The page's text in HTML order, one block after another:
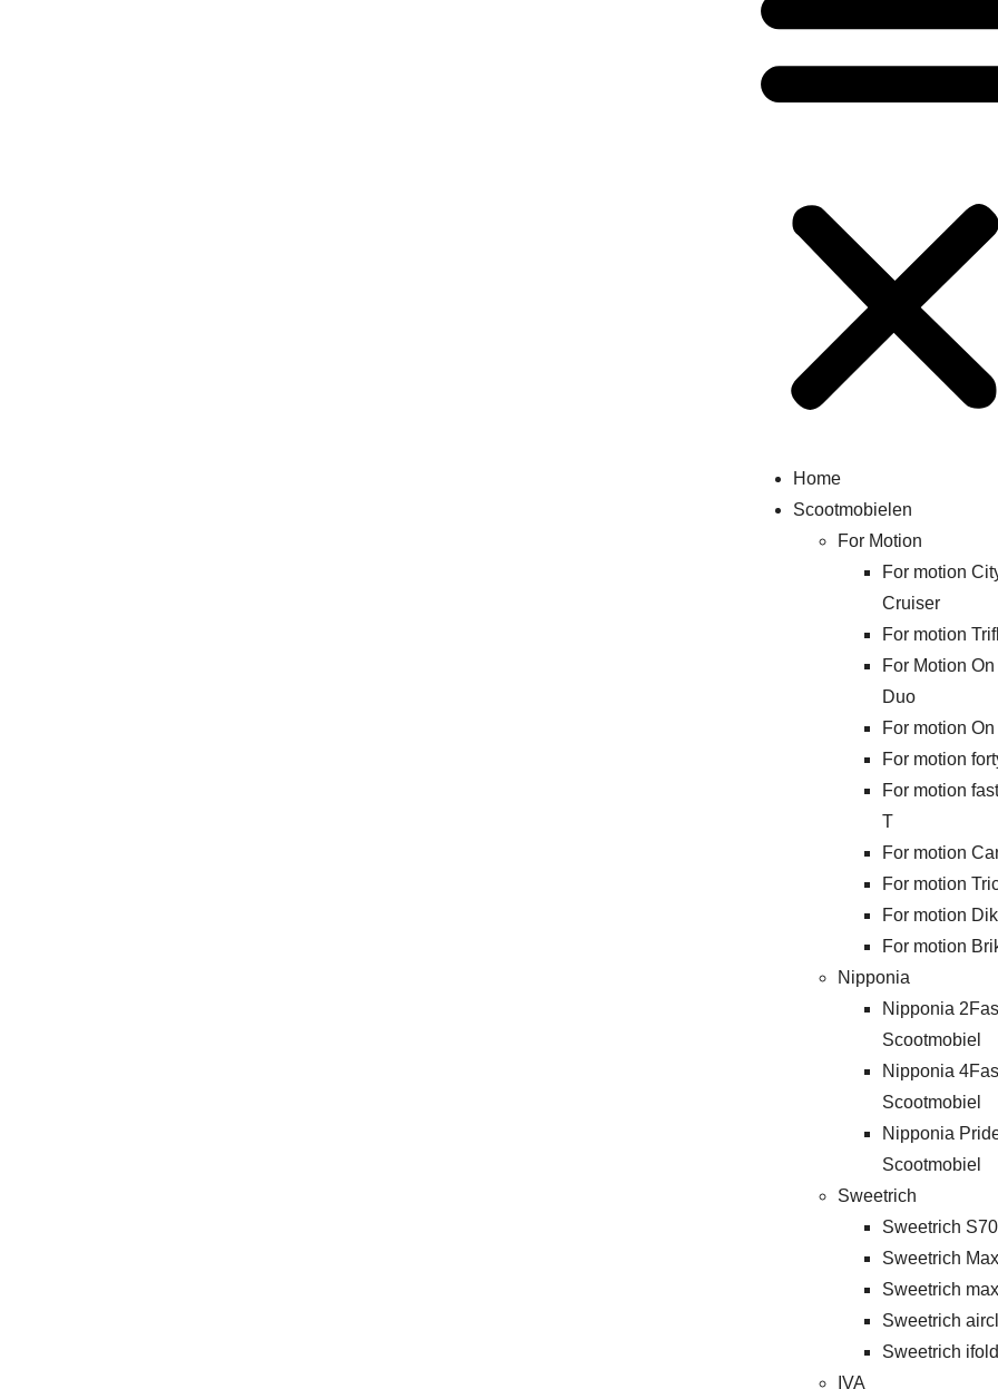
Home
Scootmobielen
For Motion
For motion
Cruiser
For motion
For Motion
Duo
For motion
For motion
For motion
T
For motion
For motion
For motion
For motion
Nipponia
Nipponia
Scootmobiel
Nipponia
Scootmobiel
Nipponia
Scootmobiel
Sweetrich
Sweetrich S70
Sweetrich
Sweetrich
Sweetrich
Sweetrich
IVA